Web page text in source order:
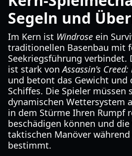
Segeln und
Im Kern ist Windrose ein
traditionellen Basenbau mit
Seekriegsführung verbindet.
ist stark vonAssassin's
und betont das Gewicht und
Schiffes. Die Spieler müssen
dynamischen Wettersystem
in dem Stürme Ihren Rumpf
beschädigen können und
taktischen Manöver während
bestimmt.